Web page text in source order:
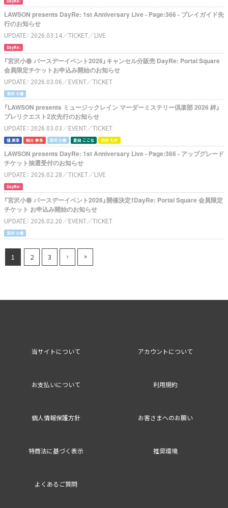
LAWSON presents DayRe: 1st Anniversary Live - Page:366 - プレイガイド先
行のお知らせ
UPDATE： 2026.03.14／TICKET／LIVE
DayRe:
「宮沢小春 バースデーイベント2026」キャンセル分販売 DayRe: Portal Square
会員限定チケットお申込み開始のお知らせ
UPDATE： 2026.03.06／EVENT／TICKET
宮沢 小春
「LAWSON presents ミュージックレイン マーダーミステリー倶楽部 2026 絆」
プレリクエスト2次先行のお知らせ
UPDATE： 2026.03.03／EVENT／TICKET
橘 美來 相川 奏多 宮沢 小春 夏目 ここな 日向 もか
LAWSON presents DayRe: 1st Anniversary Live - Page:366 - アップグレード
チケット抽選受付のお知らせ
UPDATE： 2026.02.28／TICKET／LIVE
DayRe:
「宮沢小春 バースデーイベント2026」開催決定！DayRe: Portal Square 会員限定
チケット お申込み開始のお知らせ
UPDATE： 2026.02.20／EVENT／TICKET
宮沢 小春
1 2 3 › »
当サイトについて アカウントについて
お支払いについて 利用規約
個人情報保護方針 お客さまへのお願い
特商法に基づく表示 推奨環境
よくあるご質問